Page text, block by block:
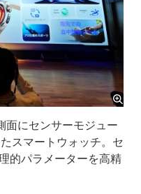
にセンサーモジュー
スマートウォッチ。セ
的パラメーターを高精